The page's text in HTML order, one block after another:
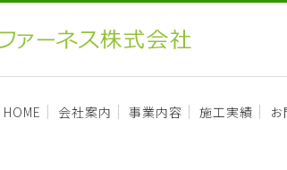
HOME 会社案内 事業内容 施工実績